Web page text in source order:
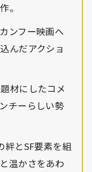
。
カンフー映画へ
んだアクショ
材にしたコメ
チーらしい勢
絆とSF要素を組
温かさをあわ